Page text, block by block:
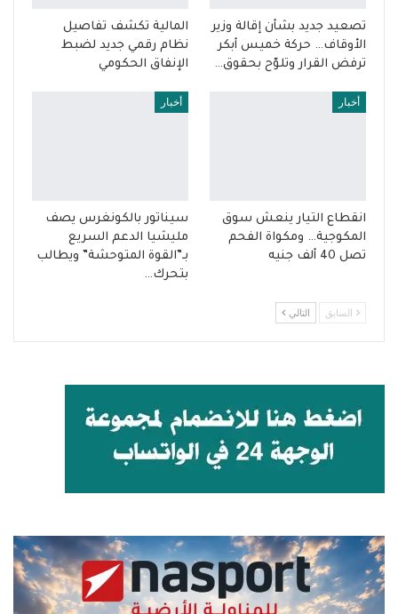
تصعيد جديد بشأن إقالة وزير
الأوقاف… حركة خميس أبكر
ترفض القرار وتلوّح بحقوق…
المالية تكشف تفاصيل
نظام رقمي جديد لضبط
الإنفاق الحكومي
أخبار
انقطاع التيار ينعش سوق
المكوجية… ومكواة الفحم
تصل 40 ألف جنيه
أخبار
سيناتور بالكونغرس يصف
مليشيا الدعم السريع
بـ”القوة المتوحشة” ويطالب
بتحرك…
السابق التالي